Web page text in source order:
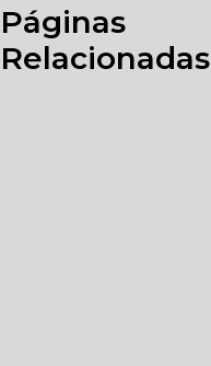
Páginas
Relacionadas